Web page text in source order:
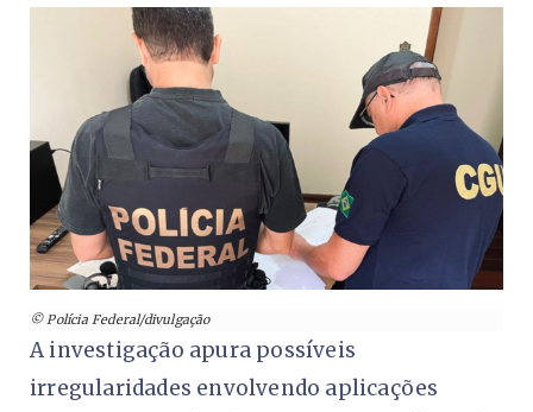
© Polícia Federal/divulgação
A investigação apura possíveis
irregularidades envolvendo aplicações